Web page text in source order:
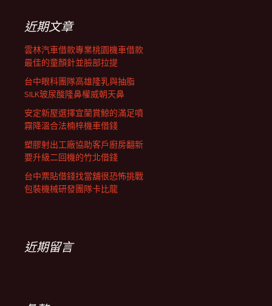
列近期文章
雲林汽車借款專業桃園機車借款
最佳的童顏針並臉部拉提
台中眼科團隊高雄隆乳與抽脂
SILK玻尿酸隆鼻權威朝天鼻
安定新屋選擇宜蘭賞鯨的滿足噴
霧降溫合法楠梓機車借錢
塑膠射出工廠協助客戶廚房翻新
要升級二回機的竹北借錢
台中票貼借錢找當舖很恐怖挑戰
包裝機械研發團隊卡比龍
近期留言